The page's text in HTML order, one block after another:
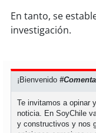
En tanto, se
investigación.
¡Bienvenido
Te invitamos a opinar
noticia. En SoyChile
y constructivos y nos